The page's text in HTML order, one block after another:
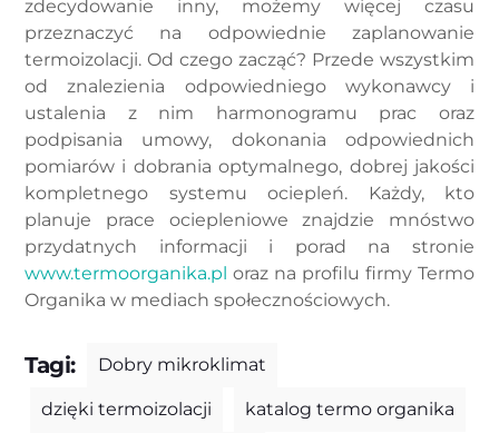
zdecydowanie inny, możemy więcej czasu
przeznaczyć na odpowiednie zaplanowanie
termoizolacji. Od czego zacząć? Przede wszystkim
od znalezienia odpowiedniego wykonawcy i
ustalenia z nim harmonogramu prac oraz
podpisania umowy, dokonania odpowiednich
pomiarów i dobrania optymalnego, dobrej jakości
kompletnego systemu ociepleń. Każdy, kto
planuje prace ociepleniowe znajdzie mnóstwo
przydatnych informacji i porad na stronie
www.termoorganika.pl oraz na profilu firmy Termo
Organika w mediach społecznościowych.
Tagi: Dobry mikroklimat
dzięki termoizolacji katalog termo organika